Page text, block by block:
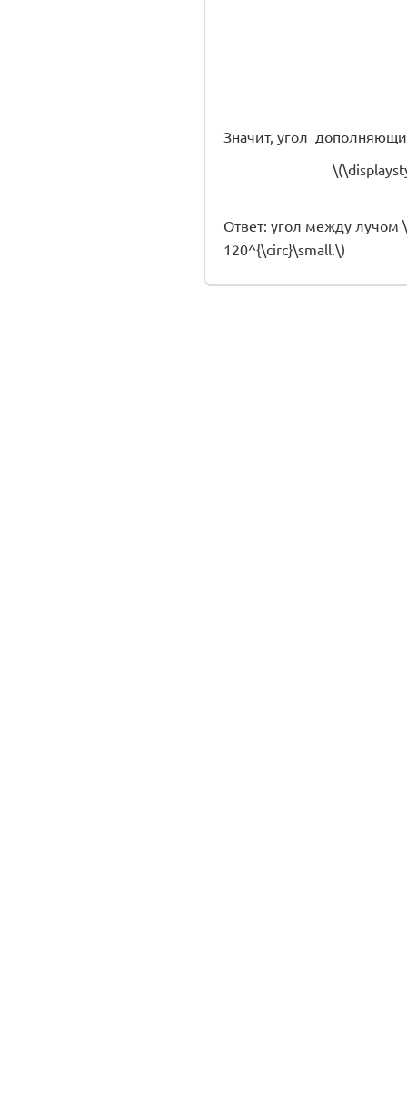
Значит, угол
Ответ: угол между лучом
120^{\circ}\small.\)